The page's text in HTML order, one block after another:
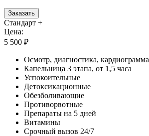
Заказать
Стандарт +
Цена:
5 500 ₽
Осмотр, диагностика, кардиограмма
Капельница 3 этапа, от 1,5 часа
Успокоительные
Детоксикационные
Обезболивающие
Противорвотные
Препараты на 5 дней
Витамины
Срочный вызов 24/7